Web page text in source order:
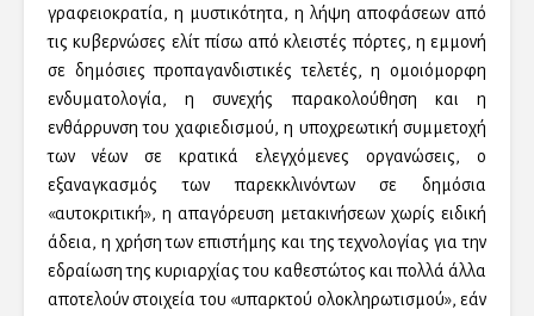
γραφειοκρατία, η μυστικότητα, η λήψη αποφάσεων από
τις κυβερνώσες ελίτ πίσω από κλειστές πόρτες, η εμμονή
σε δημόσιες προπαγανδιστικές τελετές, η ομοιόμορφη
ενδυματολογία, η συνεχής παρακολούθηση και η
ενθάρρυνση του χαφιεδισμού, η υποχρεωτική συμμετοχή
των νέων σε κρατικά ελεγχόμενες οργανώσεις, ο
εξαναγκασμός των παρεκκλινόντων σε δημόσια
«αυτοκριτική», η απαγόρευση μετακινήσεων χωρίς ειδική
άδεια, η χρήση των επιστήμης και της τεχνολογίας για την
εδραίωση της κυριαρχίας του καθεστώτος και πολλά άλλα
αποτελούν στοιχεία του «υπαρκτού ολοκληρωτισμού», εάν